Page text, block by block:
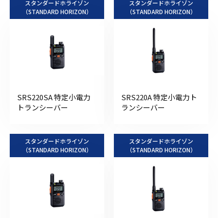
スタンダードホライゾン
（STANDARD HORIZON）
SRS220SA 特定小電力
トランシーバー
スタンダードホライゾン
（STANDARD HORIZON）
SRS220A 特定小電力ト
ランシーバー
スタンダードホライゾン
（STANDARD HORIZON）
スタンダードホライゾン
（STANDARD HORIZON）